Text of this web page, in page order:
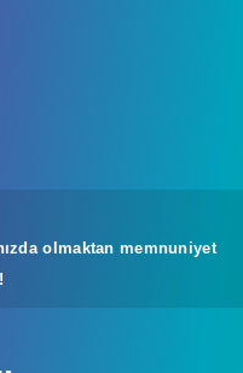
olmaktan memnuniyet